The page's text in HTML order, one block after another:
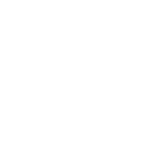
2t Vinhedo
4 Rodas Jundiaí
Torre Retrátil Itu
Itupeva